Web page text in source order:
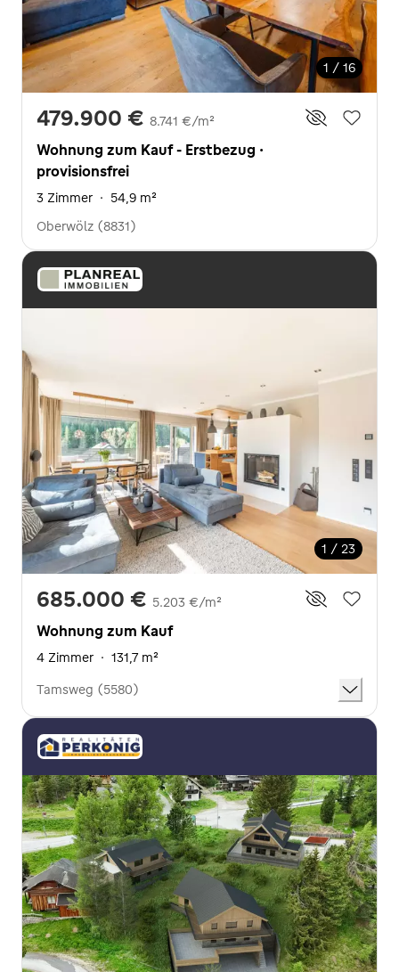
1 / 16
479.900 € 8.741 €/m²
Wohnung zum Kauf - Erstbezug ·
provisionsfrei
3 Zimmer · 54,9 m²
Oberwölz (8831)
1 / 23
685.000 € 5.203 €/m²
Wohnung zum Kauf
4 Zimmer · 131,7 m²
Tamsweg (5580)